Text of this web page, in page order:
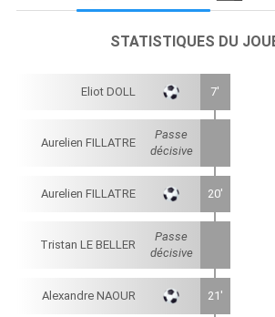
STATISTIQUES DU
Eliot DOLL 7'
Aurelien FILLATRE
Passe
décisive
Aurelien FILLATRE 20'
Tristan LE BELLER
Passe
décisive
Alexandre NAOUR 21'